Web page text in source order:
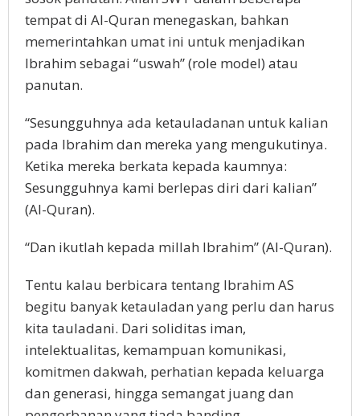
tempat di Al-Quran menegaskan, bahkan
memerintahkan umat ini untuk menjadikan
Ibrahim sebagai “uswah” (role model) atau
panutan.
“Sesungguhnya ada ketauladanan untuk kalian
pada Ibrahim dan mereka yang mengukutinya.
Ketika mereka berkata kepada kaumnya:
Sesungguhnya kami berlepas diri dari kalian”
(Al-Quran).
“Dan ikutlah kepada millah Ibrahim” (Al-Quran).
Tentu kalau berbicara tentang Ibrahim AS
begitu banyak ketauladan yang perlu dan harus
kita tauladani. Dari soliditas iman,
intelektualitas, kemampuan komunikasi,
komitmen dakwah, perhatian kepada keluarga
dan generasi, hingga semangat juang dan